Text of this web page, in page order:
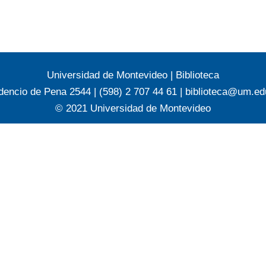
Universidad de Montevideo | Biblioteca
de Pena 2544 | (598) 2 707 44 61 |
© 2021 Universidad de Montevideo